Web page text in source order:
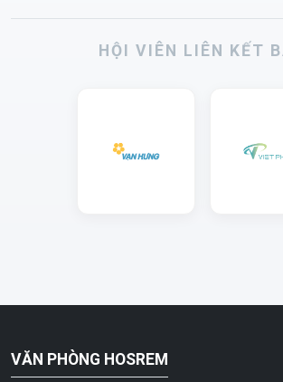
HỘI VIÊN LIÊN KẾT
VĂN PHÒNG HOSREM